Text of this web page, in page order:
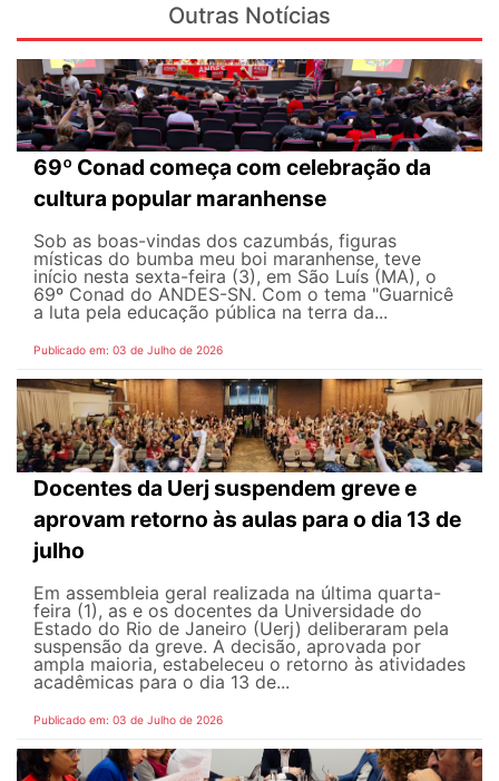
Outras Notícias
69º Conad começa com celebração da
cultura popular maranhense
Sob as boas-vindas dos cazumbás, figuras
místicas do bumba meu boi maranhense, teve
início nesta sexta-feira (3), em São Luís (MA), o
69º Conad do ANDES-SN. Com o tema "Guarnicê
a luta pela educação pública na terra da...
Publicado em: 03 de Julho de 2026
Docentes da Uerj suspendem greve e
aprovam retorno às aulas para o dia 13 de
julho
Em assembleia geral realizada na última quarta-
feira (1), as e os docentes da Universidade do
Estado do Rio de Janeiro (Uerj) deliberaram pela
suspensão da greve. A decisão, aprovada por
ampla maioria, estabeleceu o retorno às atividades
acadêmicas para o dia 13 de...
Publicado em: 03 de Julho de 2026